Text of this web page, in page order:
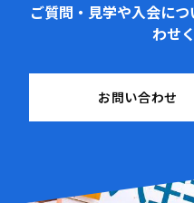
ご質問・見学や入会に
わせ
お問い合わせ